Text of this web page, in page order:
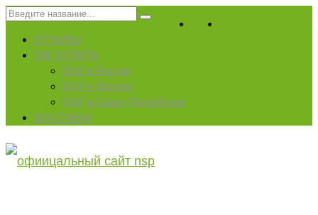
Искать:
ОТЗЫВЫ
ГДЕ КУПИТЬ
NSP в России
NSP в Москве
NSP в Санкт-Петербурге
ДОСТАВКА